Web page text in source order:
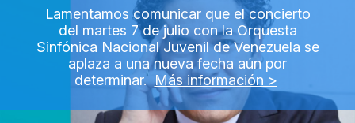
Lamentamos comunicar que el concierto
del martes 7 de julio con la Orquesta
Sinfónica Nacional Juvenil de Venezuela se
aplaza a una nueva fecha aún por
determinar. Más información >